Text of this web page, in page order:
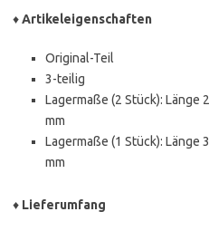
♦Artikeleigenschaften
Original-Teil
3-teilig
Lagermaße (2 Stück): Länge
mm
Lagermaße (1 Stück): Länge
mm
♦ Lieferumfang